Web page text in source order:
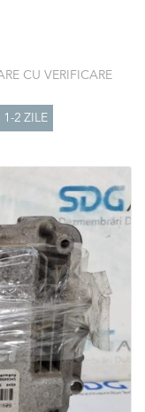
CU VERIFICARE
1-2 ZILE